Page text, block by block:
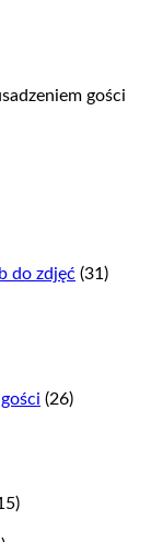
gości
do zdjęć (31)
(26)